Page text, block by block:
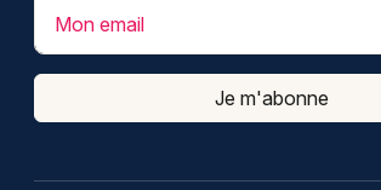
Mon email
Je m'abonne